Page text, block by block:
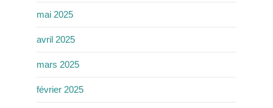
mai 2025
avril 2025
mars 2025
février 2025